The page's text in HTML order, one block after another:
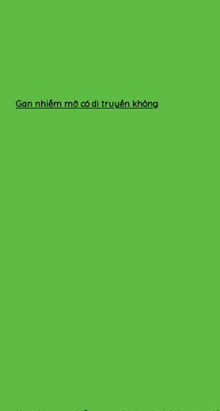
Gan nhiễm mỡ có di truyền không